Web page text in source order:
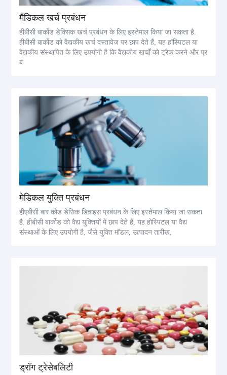
मैडिकल खर्च प्रबंधन
हीबीसी बार्कोड डेक्सिक खर्च प्रबंधन के लिए इस्तेमाल किया जा सकता है.
हीबीसी बार्कोड को वैद्यकीय खर्च दस्तावेज पर छाप देते हैं, यह हॉस्पिटल या
वैद्यकीय संस्थापित के लिए उपयोगी है कि वैद्यकीय खर्चों को ट्रैक करने और प्र
बं
मेडिकल युक्ति प्रबंधन
हीएबीसी बार कोड डेसिक डिवाइस प्रबंधन के लिए इस्तेमाल किया जा सकता
है. हीबीसी बार्कोड को वैद्य युक्तियों में छाप देते हैं, यह होस्पिटल या वैद्य
संस्थाओं के लिए उपयोगी है, जैसे युक्ति मॉडल, उत्पादन तारीख,
ड्रॉग ट्रेसेबलिटी